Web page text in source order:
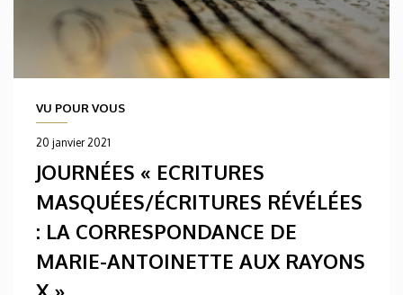
VU POUR VOUS
20 janvier 2021
JOURNÉES « ECRITURES
MASQUÉES/ÉCRITURES RÉVÉLÉES
: LA CORRESPONDANCE DE
MARIE-ANTOINETTE AUX RAYONS